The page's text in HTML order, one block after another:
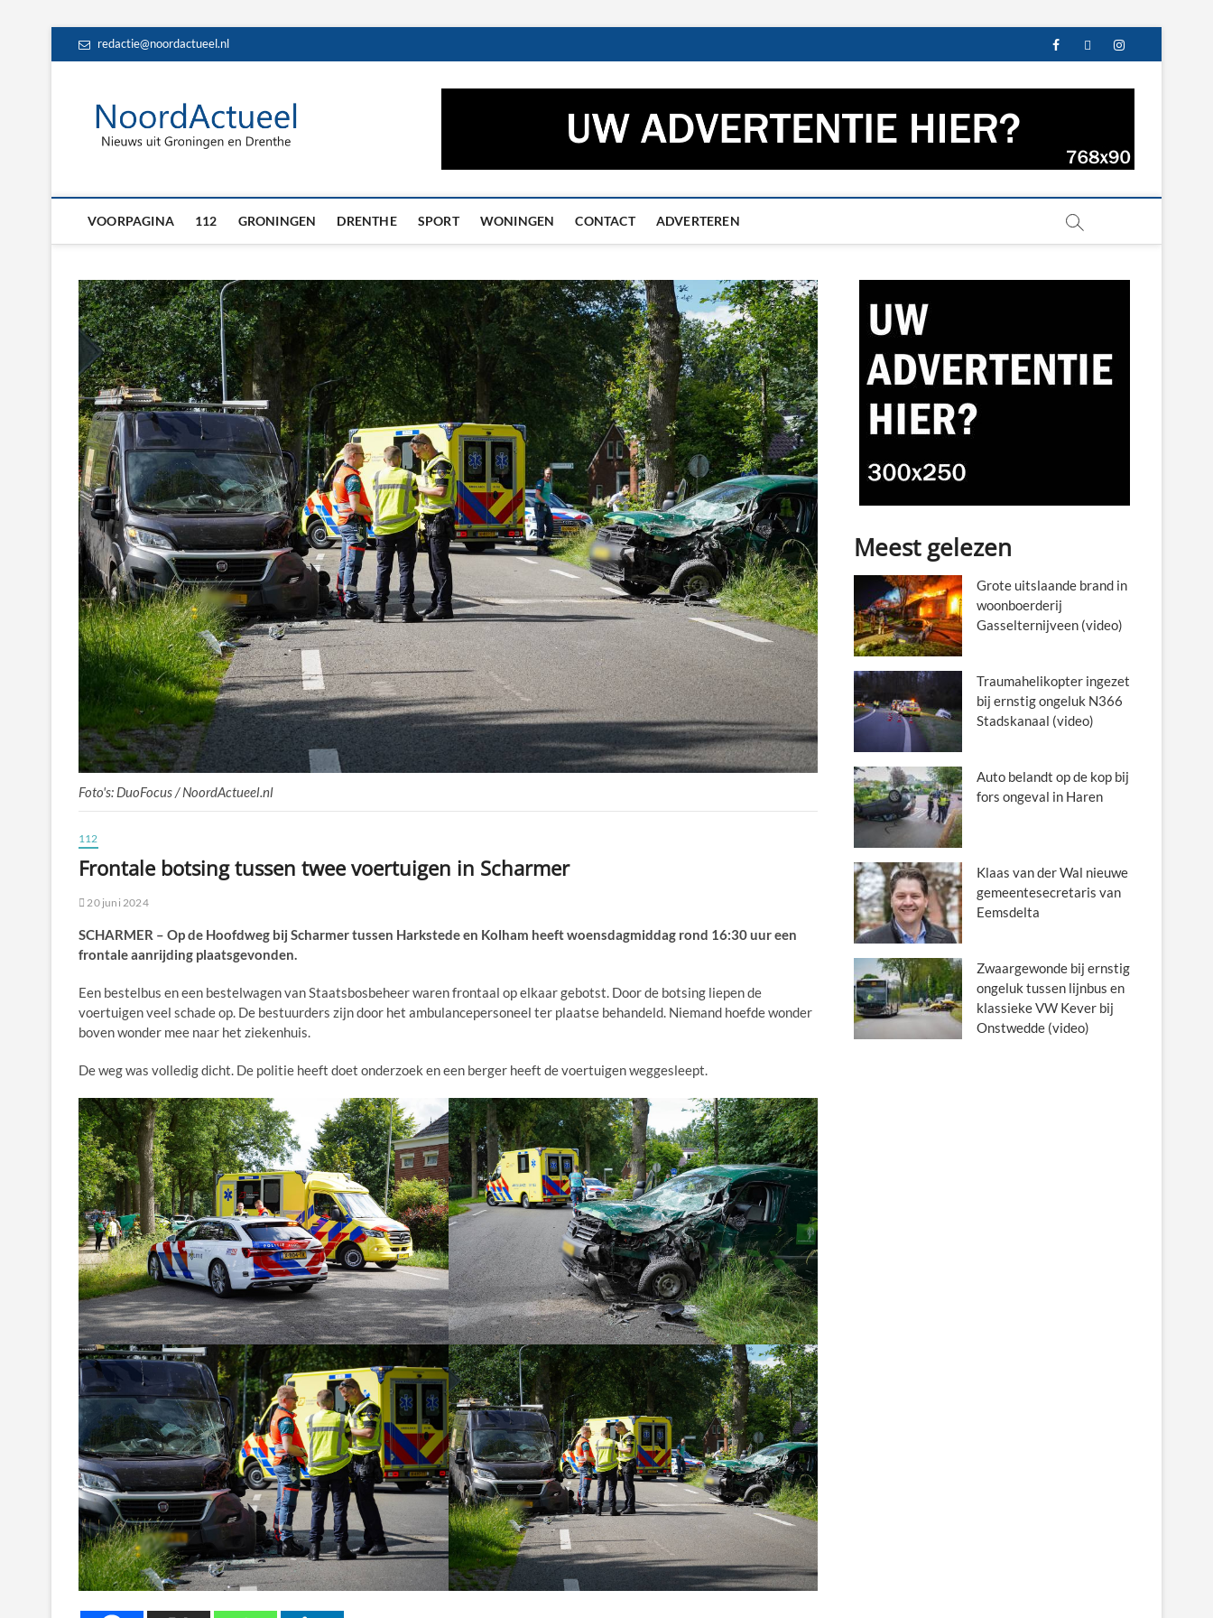
redactie@noordactueel.nl facebooktwitterinstagram
NoordActueel – Het laatste nieuws uit Groningen en
VOORPAGINA 112 GRONINGEN DRENTHE SPORT WONINGEN CONTACT ADVERTEREN
Foto's: DuoFocus / NoordActueel.nl
112
Frontale botsing tussen twee voertuigen in Scharmer
20 juni 2024
SCHARMER – Op de Hoofdweg bij Scharmer tussen Harkstede en Kolham heeft woensdagmiddag rond 16:30 uur een
frontale aanrijding plaatsgevonden.
Een bestelbus en een bestelwagen van Staatsbosbeheer waren frontaal op elkaar gebotst. Door de botsing liepen de
voertuigen veel schade op. De bestuurders zijn door het ambulancepersoneel ter plaatse behandeld. Niemand hoefde wonder
boven wonder mee naar het ziekenhuis.
De weg was volledig dicht. De politie heeft doet onderzoek en een berger heeft de voertuigen weggesleept.
Meest gelezen
Grote uitslaande brand in
woonboerderij
Gasselternijveen (video)
Traumahelikopter ingezet
bij ernstig ongeluk N366
Stadskanaal (video)
Auto belandt op de kop bij
fors ongeval in Haren
Klaas van der Wal nieuwe
gemeentesecretaris van
Eemsdelta
Zwaargewonde bij ernstig
ongeluk tussen lijnbus en
klassieke VW Kever bij
Onstwedde (video)